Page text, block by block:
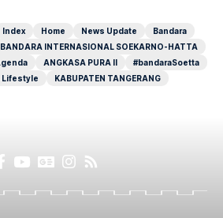
Index Home News Update
Bandara
BANDARA INTERNASIONAL SOEKARNO-HATTA
ANGKASA PURA II
#bandaraSoetta
Lifestyle KABUPATEN TANGERANG